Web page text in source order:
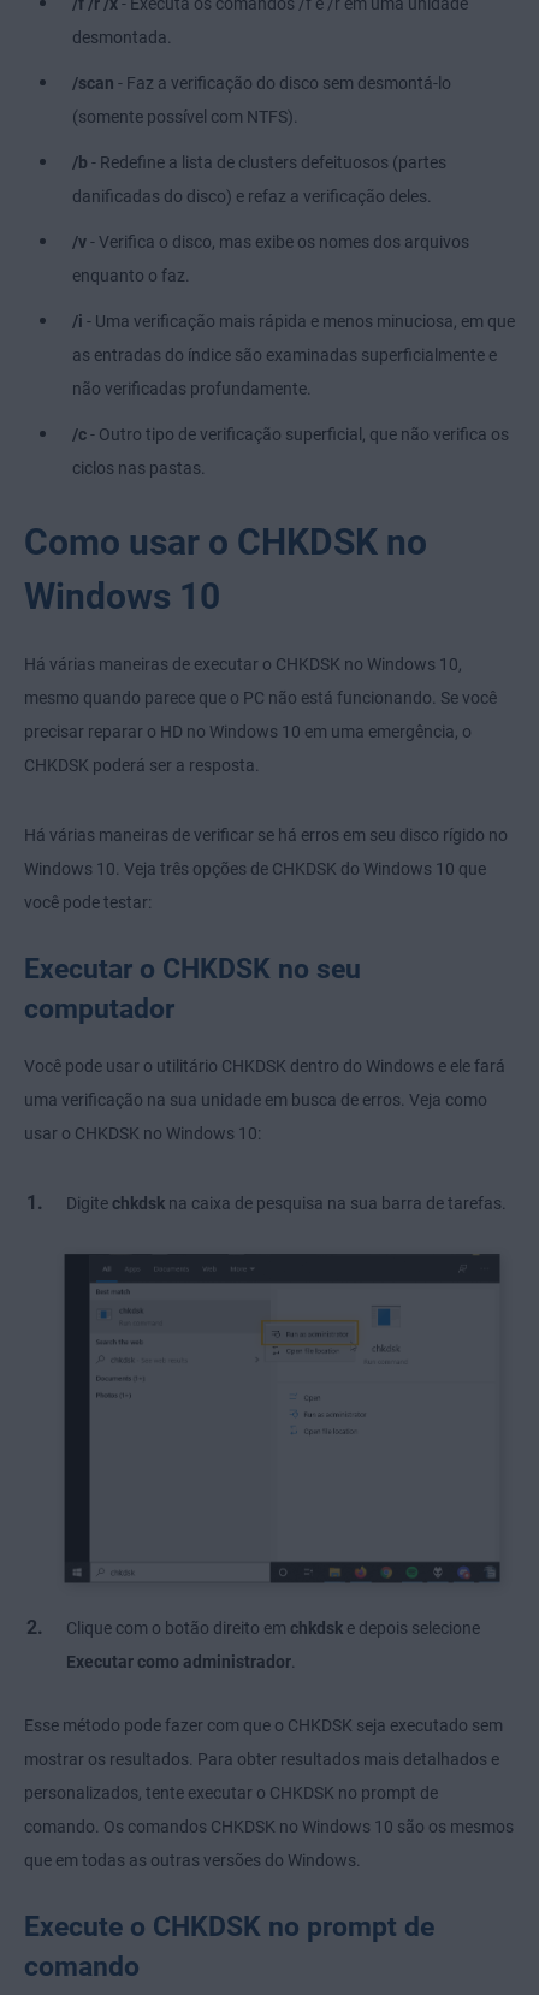
desmontada.
/scan - Faz a verificação do disco sem desmontá-lo
(somente possível com NTFS).
/b - Redefine a lista de clusters defeituosos (partes
danificadas do disco) e refaz a verificação deles.
/v- Verifica o disco, mas exibe os nomes dos arquivos
enquanto o faz.
/i - Uma verificação mais rápida e menos minuciosa, em que
as entradas do índice são examinadas superficialmente e
não verificadas profundamente.
/c- Outro tipo de verificação superficial, que não verifica os
ciclos nas pastas.
Como usar o CHKDSK no
Windows 10
Há várias maneiras de executar o CHKDSK no Windows 10,
mesmo quando parece que o PC não está funcionando. Se você
precisar reparar o HD no Windows 10 em uma emergência, o
CHKDSK poderá ser a resposta.
Há várias maneiras de verificar se há erros em seu disco rígido no
Windows 10. Veja três opções de CHKDSK do Windows 10 que
você pode testar:
Executar o CHKDSK no seu
computador
Você pode usar o utilitário CHKDSK dentro do Windows e ele fará
uma verificação na sua unidade em busca de erros. Veja como
usar o CHKDSK no Windows 10:
Digite chkdsk na caixa de pesquisa na sua barra de tarefas.
Clique com o botão direito em chkdsk e depois selecione
Executar como administrador
Esse método pode fazer com que o CHKDSK seja executado sem
mostrar os resultados. Para obter resultados mais detalhados e
personalizados, tente executar o CHKDSK no prompt de
comando. Os comandos CHKDSK no Windows 10 são os mesmos
que em todas as outras versões do Windows.
Execute o CHKDSK no prompt de
comando